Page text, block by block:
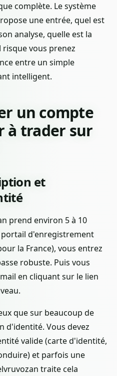
complète. Le système
une entrée, quel est
analyse, quelle est la
vous prenez
entre un simple
intelligent.
un compte
à trader sur
et
prend environ 5 à 10
portail d'enregistrement
la France), vous entrez
robuste. Puis vous
en cliquant sur le lien
que sur beaucoup de
d'identité. Vous devez
valide (carte d'identité,
et parfois une
traite cela